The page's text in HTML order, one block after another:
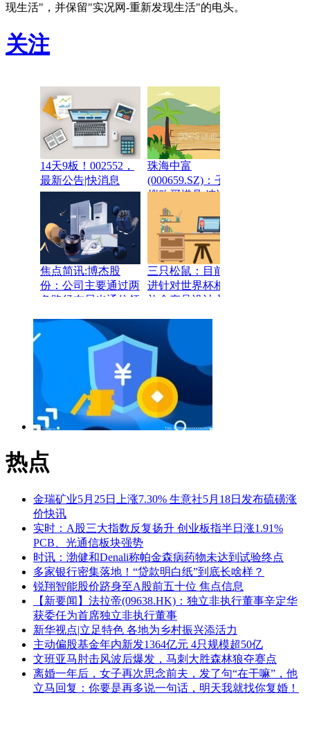
现生活"，并保留"实况网-重新发现生活"的电头。
关注
14天9板！002552，
最新公告|快消息
珠海中富
(000659.SZ)：子公司
拟购买模具 速读
焦点简讯:博杰股
份：公司主要通过两
条路径布局光通信领
三只松鼠：目前正推
进针对世界杯相关的
礼盒产品设计-聚焦
热点
金瑞矿业5月25日上涨7.30% 生意社5月18日发布硫磺涨
价快讯
实时：A股三大指数反复扬升 创业板指半日涨1.91%
PCB、光通信板块强势
时讯：渤健和Denali称帕金森病药物未达到试验终点
多家银行密集落地！“贷款明白纸”到底长啥样？
锐翔智能股价跻身至A股前五十位 焦点信息
【新要闻】法拉帝(09638.HK)：独立非执行董事辛定华
获委任为首席独立非执行董事
新华视点|立足特色 各地为乡村振兴添活力
主动偏股基金年内新发1364亿元 4只规模超50亿
文班亚马肘击风波后爆发，马刺大胜森林狼夺赛点
离婚一年后，女子再次思念前夫，发了句“在干嘛”，他
立马回复：你要是再多说一句话，明天我就找你复婚！